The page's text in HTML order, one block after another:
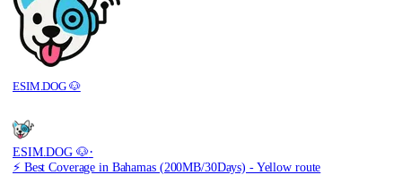
ESIM.DOG 🐶
ESIM.DOG 🐶·
⚡️ Best Coverage in Bahamas (200MB/30Days) - Yellow route